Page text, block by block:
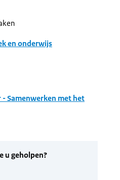
en onderwijs
Samenwerken met het